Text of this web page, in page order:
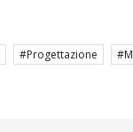
Progettazione